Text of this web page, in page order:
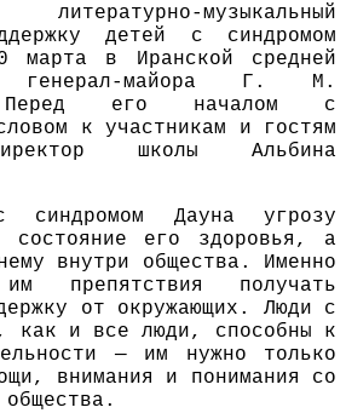
литературно-музыкальный
детей с синдромом
марта в Иранской средней
генерал-майора Г. М.
Перед его началом с
к участникам и гостям
школы Альбина
Дауна угрозу
состояние его здоровья, а
внутри общества. Именно
препятствия получать
от окружающих. Люди с
как и все люди, способны к
— им нужно только
внимания и понимания со